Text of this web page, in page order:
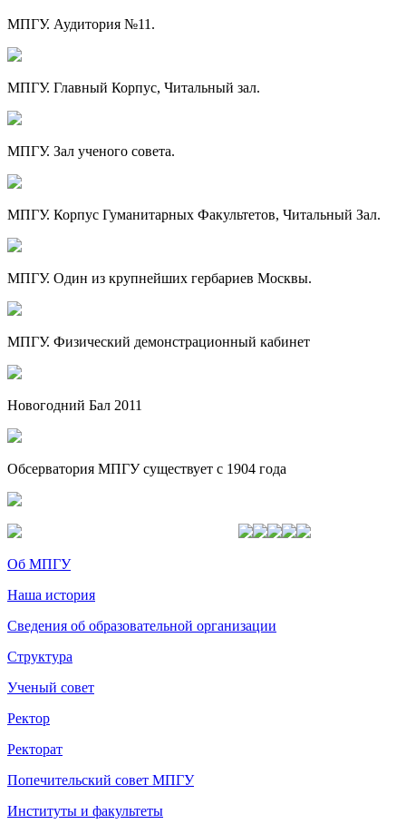
МПГУ. Аудитория №11.
МПГУ. Главный Корпус, Читальный зал.
МПГУ. Зал ученого совета.
МПГУ. Корпус Гуманитарных Факультетов, Читальный Зал.
МПГУ. Один из крупнейших гербариев Москвы.
МПГУ. Физический демонстрационный кабинет
Новогодний Бал 2011
Обсерватория МПГУ существует с 1904 года
Об МПГУ
Наша история
Сведения об образовательной организации
Структура
Ученый совет
Ректор
Ректорат
Попечительский совет МПГУ
Институты и факультеты